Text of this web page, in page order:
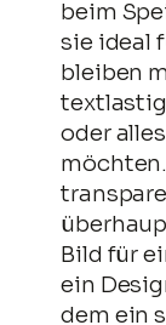
beim
sie ideal
bleiben
oder
Bild für
ein
dem ein